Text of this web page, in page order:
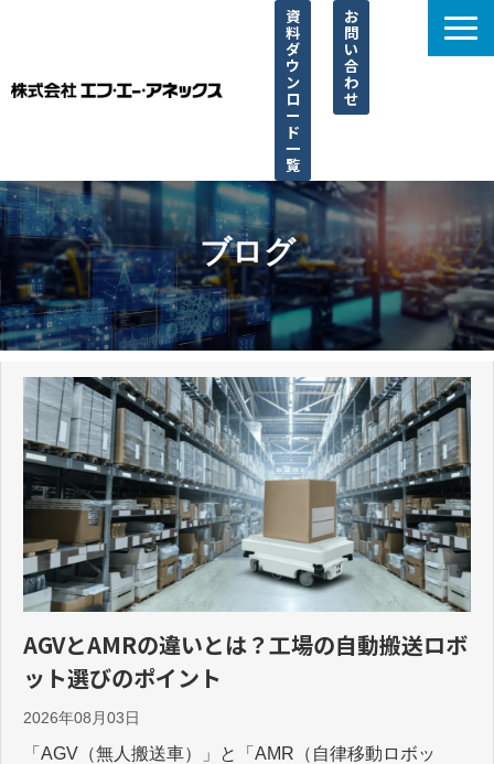
資
料
ダ
ウ
ン
ロ
ー
ド
一
覧
お
問
い
合
わ
せ
選ばれる理由
サービス一覧
取り扱い一覧
導入事例
よくあるご質問
ブログ
AGVとAMRの違いとは？工場の自動搬送ロボ
ット選びのポイント
2026年08月03日
「AGV（無人搬送車）」と「AMR（自律移動ロボッ